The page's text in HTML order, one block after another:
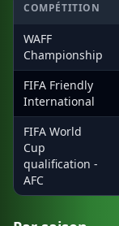
COMPÉTITION
WAFF
Championship
FIFA Friendly
International
FIFA World
Cup
qualification -
AFC